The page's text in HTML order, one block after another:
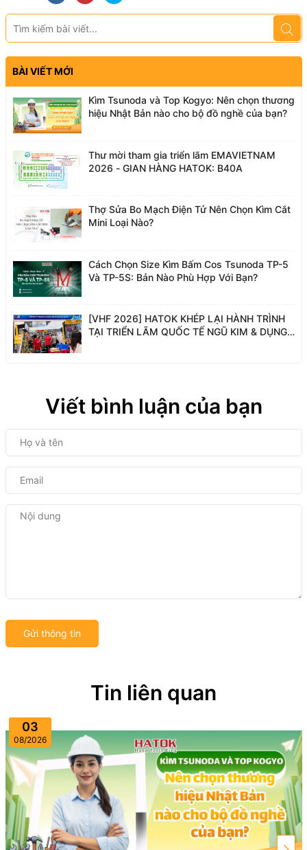
BÀI VIẾT MỚI
Kìm Tsunoda và Top Kogyo: Nên chọn thương
hiệu Nhật Bản nào cho bộ đồ nghề của bạn?
Thư mời tham gia triển lãm EMAVIETNAM
2026 - GIAN HÀNG HATOK: B40A
Thợ Sửa Bo Mạch Điện Tử Nên Chọn Kìm Cắt
Mini Loại Nào?
Cách Chọn Size Kìm Bấm Cos Tsunoda TP-5
Và TP-5S: Bản Nào Phù Hợp Với Bạn?
[VHF 2026] HATOK KHÉP LẠI HÀNH TRÌNH
TẠI TRIỂN LÃM QUỐC TẾ NGŨ KIM & DỤNG
Viết bình luận của bạn
Gửi thông tin
Tin liên quan
03
08/2026